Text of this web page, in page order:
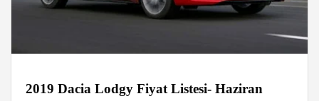
2019 Dacia Lodgy Fiyat Listesi- Haziran